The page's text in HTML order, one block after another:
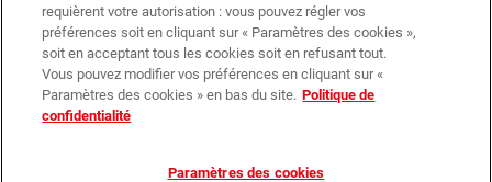
Objets Enfants Enfants
requièrent votre autorisation : vous pouvez régler vos
préférences soit en cliquant sur « Paramètres des cookies »,
soit en acceptant tous les cookies soit en refusant tout.
Vous pouvez modifier vos préférences en cliquant sur «
Paramètres des cookies » en bas du site. Politique de
confidentialité
Paramètres des cookies